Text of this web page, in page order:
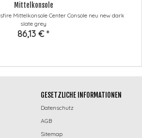
Mittelkonsole
Mittelkonsole Center Console neu new dark
slate grey
86,13 € *
GESETZLICHE INFORMATIONEN
Datenschutz
AGB
Sitemap